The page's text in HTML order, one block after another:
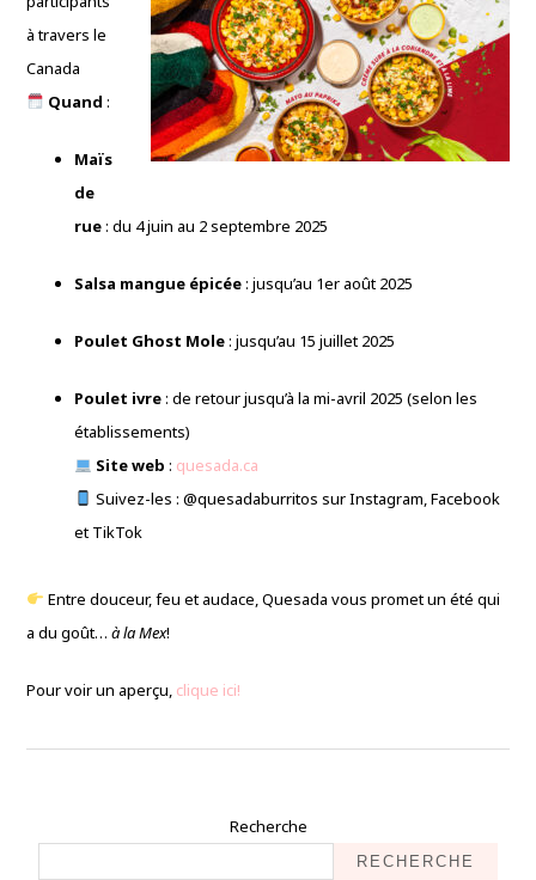
à travers le
Canada
Quand :
Maïs
de
rue: du 4 juin au 2 septembre 2025
Salsa mangue épicée: jusqu’au 1er août 2025
Poulet Ghost Mole: jusqu’au 15 juillet 2025
Poulet ivre: de retour jusqu’à la mi-avril 2025 (selon les
établissements)
Site web : quesada.ca
Suivez-les : @quesadaburritos sur Instagram, Facebook
et TikTok
Entre douceur, feu et audace, Quesada vous promet un été qui
a du goût…à la Mex!
Pour voir un aperçu, clique ici!
Recherche
RECHERCHE